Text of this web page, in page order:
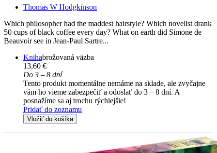
Thomas W Hodgkinson
Which philosopher had the maddest hairstyle? Which novelist drank
50 cups of black coffee every day? What on earth did Simone de
Beauvoir see in Jean-Paul Sartre...
Knihabrožovaná väzba
13,60 €
Do 3 – 8 dní
Tento produkt momentálne nemáme na sklade, ale zvyčajne
vám ho vieme zabezpečiť a odoslať do 3 – 8 dní. A
posnažíme sa aj trochu rýchlejšie!
Pridať do zoznamu
Vložiť do košíka